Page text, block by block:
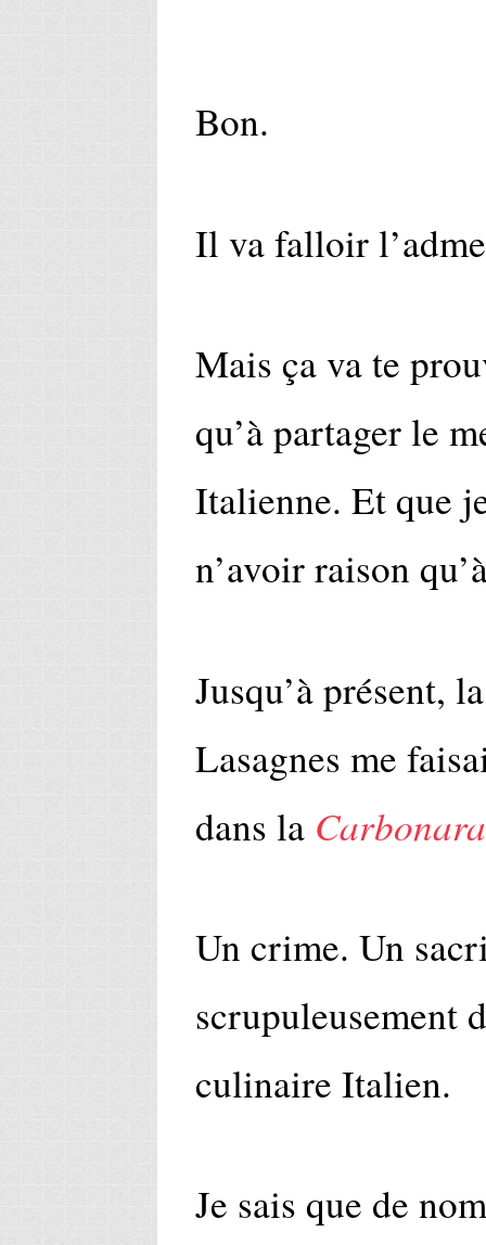
Bon.
Il va falloir
Mais ça va te
qu’à partager le
Italienne. Et que
n’avoir raison
Jusqu’à présent,
Lasagnes me
dans la Carbonara
Un crime. Un
scrupuleusement
culinaire Italien.
Je sais que de